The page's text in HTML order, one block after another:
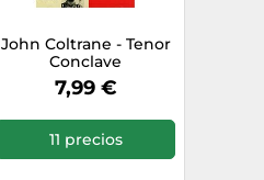
John Coltrane - Tenor
Conclave
7,99 €
11 precios